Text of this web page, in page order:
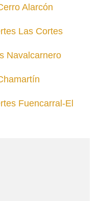
Alarcón
Las Cortes
Navalcarnero
Fuencarral-El